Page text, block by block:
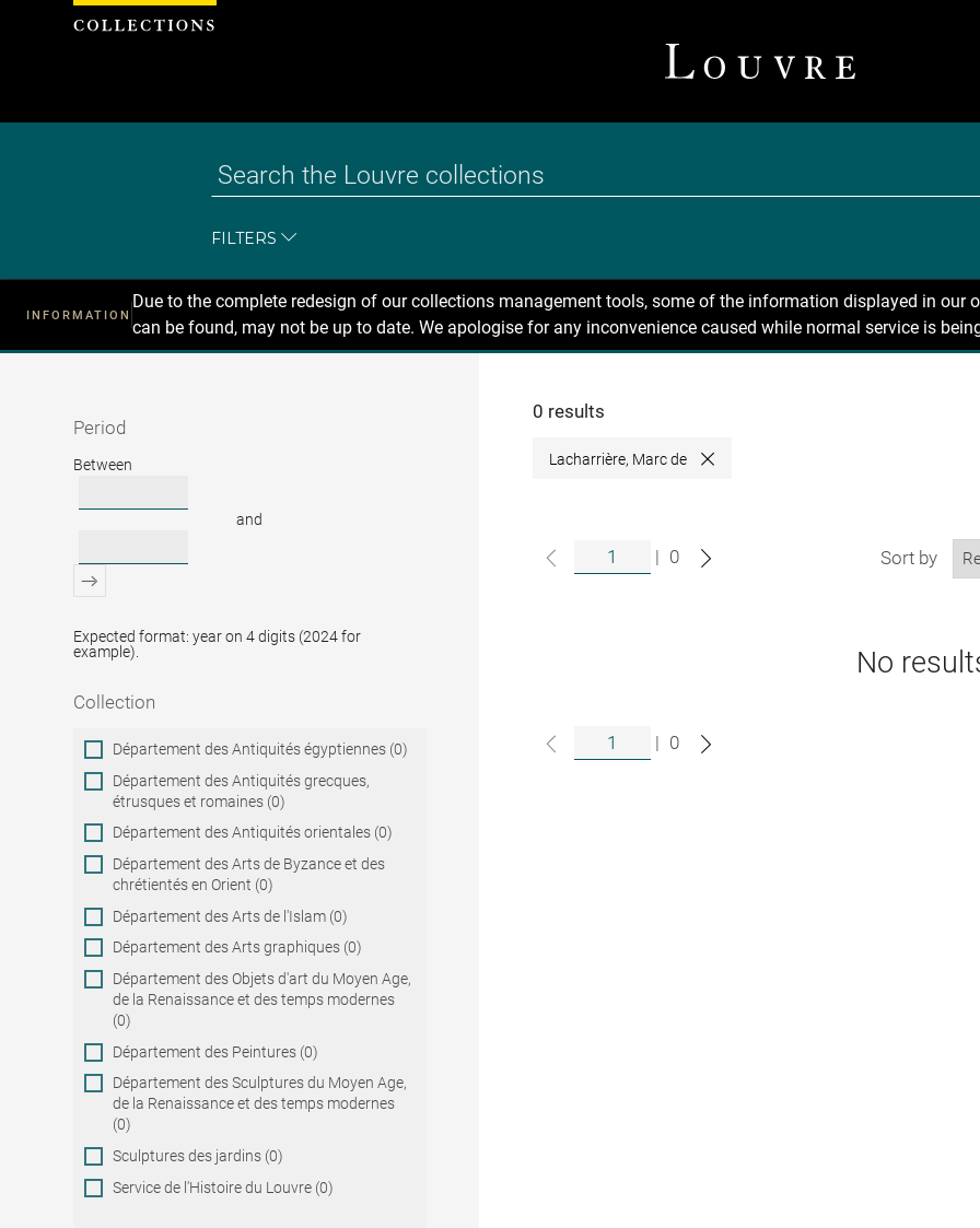
FILTERS
INFORMATION
Due to the complete redesign of our collections management tools, some of the information displayed in
can be found, may not be up to date. We apologise for any inconvenience caused while normal service is
Recherche
Period
Period
Between
and
Expected format: year on 4 digits (2024 for
example).
Collection
Collection
Département des Antiquités égyptiennes (0)
Département des Antiquités grecques,
étrusques et romaines (0)
Département des Antiquités orientales (0)
Département des Arts de Byzance et des
chrétientés en Orient (0)
Département des Arts de l'Islam (0)
Département des Arts graphiques (0)
Département des Objets d'art du Moyen Age,
de la Renaissance et des temps modernes
(0)
Département des Peintures (0)
Département des Sculptures du Moyen Age,
de la Renaissance et des temps modernes
(0)
Sculptures des jardins (0)
Service de l'Histoire du Louvre (0)
0 results
Lacharrière, Marc de Close
| 0 Sort by
No
| 0
Cookies management panel